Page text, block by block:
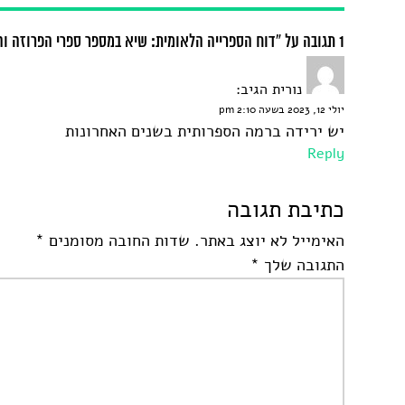
1 תגובה על “דוח הספרייה הלאומית: שיא במספר ספרי הפרוזה והשירה על ידי נשים”
נורית הגיב:
יולי 12, 2023 בשעה 2:10 pm
יש ירידה ברמה הספרותית בשנים האחרונות
Reply
כתיבת תגובה
האימייל לא יוצג באתר. שדות החובה מסומנים *
התגובה שלך *